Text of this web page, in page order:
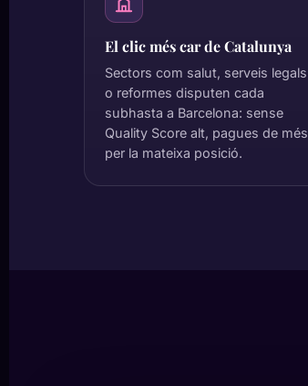
El clic més car de Catalunya
Sectors com salut, serveis legals
o reformes disputen cada
subhasta a Barcelona: sense
Quality Score alt, pagues de més
per la mateixa posició.